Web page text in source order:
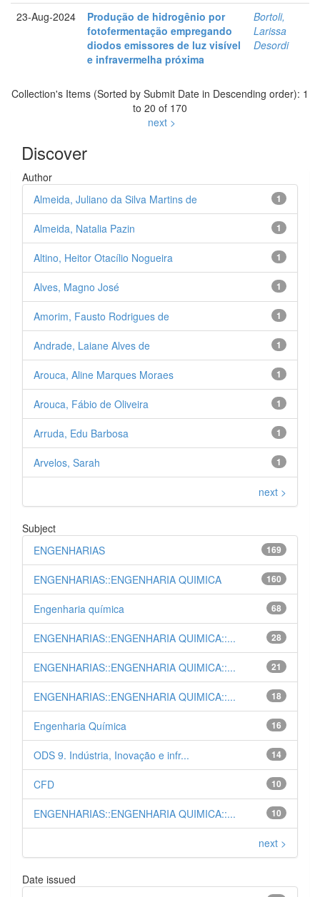
23-Aug-2024
Produção de hidrogênio por
fotofermentação empregando
diodos emissores de luz visível
e infravermelha próxima
Bortoli,
Larissa
Desordi
Collection's Items (Sorted by Submit Date in Descending order): 1
to 20 of 170
next >
Discover
Author
1
Almeida, Juliano da Silva Martins de
1
Almeida, Natalia Pazin
1
Altino, Heitor Otacílio Nogueira
1
Alves, Magno José
1
Amorim, Fausto Rodrigues de
1
Andrade, Laiane Alves de
1
Arouca, Aline Marques Moraes
1
Arouca, Fábio de Oliveira
1
Arruda, Edu Barbosa
1
Arvelos, Sarah
next >
Subject
169
ENGENHARIAS
160
ENGENHARIAS::ENGENHARIA QUIMICA
68
Engenharia química
28
ENGENHARIAS::ENGENHARIA QUIMICA::...
21
ENGENHARIAS::ENGENHARIA QUIMICA::...
18
ENGENHARIAS::ENGENHARIA QUIMICA::...
16
Engenharia Química
14
ODS 9. Indústria, Inovação e infr...
10
CFD
10
ENGENHARIAS::ENGENHARIA QUIMICA::...
next >
Date issued